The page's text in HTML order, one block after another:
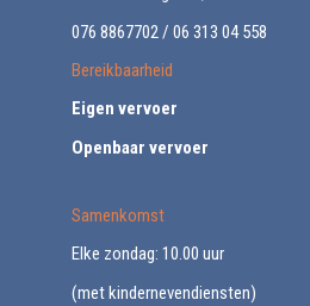
076 8867702 / 06 313 04 558
Bereikbaarheid
Eigen vervoer
Openbaar vervoer
Samenkomst
Elke zondag: 10.00 uur
(met kindernevendiensten)